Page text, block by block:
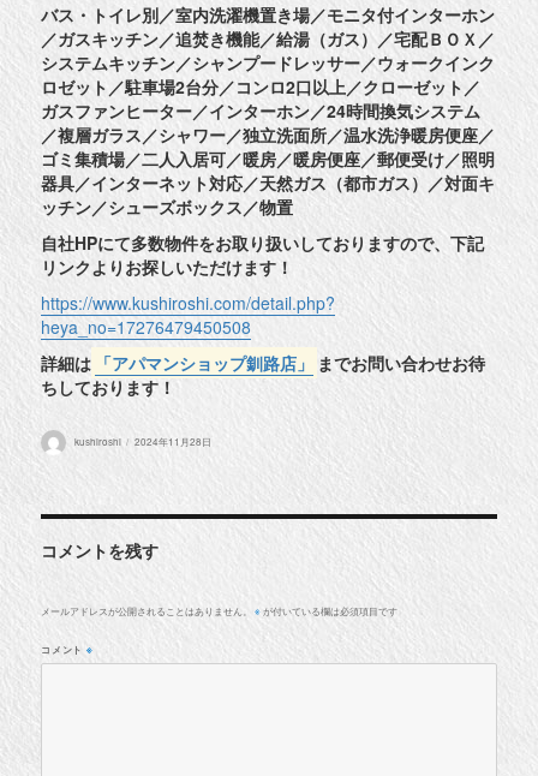
バス・トイレ別／室内洗濯機置き場／モニタ付インターホン
／ガスキッチン／追焚き機能／給湯（ガス）／宅配ＢＯＸ／
システムキッチン／シャンプードレッサー／ウォークインク
ロゼット／駐車場2台分／コンロ2口以上／クローゼット／
ガスファンヒーター／インターホン／24時間換気システム
／複層ガラス／シャワー／独立洗面所／温水洗浄暖房便座／
ゴミ集積場／二人入居可／暖房／暖房便座／郵便受け／照明
器具／インターネット対応／天然ガス（都市ガス）／対面キ
ッチン／シューズボックス／物置
自社HPにて多数物件をお取り扱いしておりますので、下記
リンクよりお探しいただけます！
https://www.kushiroshi.com/detail.php?
heya_no=17276479450508
詳細は 「アパマンショップ釧路店」
までお問い合わせお待
ちしております！
投
kushiroshi
投
2024年11月28日
コメントを残す
メールアドレスが公開されることはありません。 ※ が付いている欄は必須項目です
コメント ※